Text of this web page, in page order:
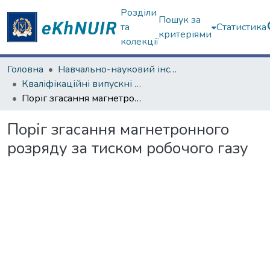
Розділи
та
колекції
Пошук за
критеріями
Статистика
Головна
Навчально-науковий інститут "Фізико-технічний факультет"
Кваліфікаційні випускні роботи бакалаврів. Навчально-науковий інститут "Фізико-технічний факультет"
Поріг згасання магнетронного розряду за тиском робочого газу
Поріг згасання магнетронного
розряду за тиском робочого газу